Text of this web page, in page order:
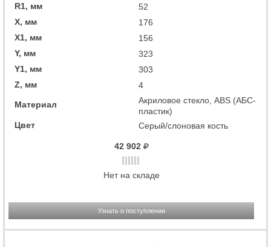
R1, мм
52
X, мм
176
X1, мм
156
Y, мм
323
Y1, мм
303
Z, мм
4
Материал
Акриловое стекло, ABS (АБС-
пластик)
Цвет
Серый/слоновая кость
42 902
Нет на складе
Узнать о поступлении